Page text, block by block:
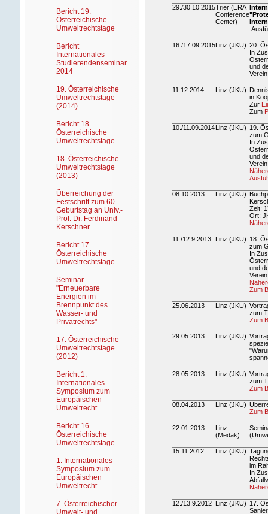
29./30.10.2015Trier (ERA
Conference
Center)
16./17.09.2015Linz (JKU) 20.
In
und
11.12.2014 Linz (JKU)
in
Zur
Zum
10./11.09.2014 Linz (JKU) 19.
zum
In
und
08.10.2013 Linz (JKU)
Zeit:
Ort:
11./12.9.2013 Linz (JKU) 18.
zum
In
und
Zum
25.06.2013 Linz (JKU)
zum
Zum
29.05.2013 Linz (JKU)
28.05.2013 Linz (JKU)
zum
Zum
08.04.2013 Linz (JKU)
Zum
22.01.2013
Linz
(Medak)
15.11.2012 Linz (JKU)
im
In
12./13.9.2012 Linz (JKU) 17.
Bericht 19.
Österreichische
Umweltrechtstage
Bericht
Internationales
Studierendenseminar
2014
19. Österreichische
Umweltrechtstage
(2014)
Bericht 18.
Österreichische
Umweltrechtstage
18. Österreichische
Umweltrechtstage
(2013)
Überreichung der
Festschrift zum 60.
Geburtstag an Univ.-
Prof. Dr. Ferdinand
Kerschner
Bericht 17.
Österreichische
Umweltrechtstage
Seminar
"Erneuerbare
Energien im
Brennpunkt des
Wasser- und
Privatrechts"
17. Österreichische
Umweltrechtstage
(2012)
Bericht 1.
Internationales
Symposium zum
Europäischen
Umweltrecht
Bericht 16.
Österreichische
Umweltrechtstage
1. Internationales
Symposium zum
Europäischen
Umweltrecht
7. Österreichischer
Umwelt- und